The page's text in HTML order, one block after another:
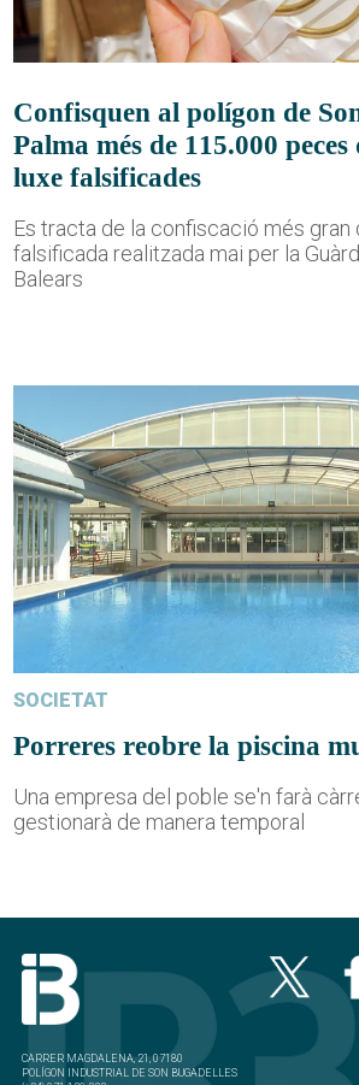
Confisquen al polígon de
Palma més de 115.000
luxe falsificades
Es tracta de la confiscació més gran
falsificada realitzada mai per la
Balears
SOCIETAT
Porreres reobre la piscina
Una empresa del poble se'n farà
gestionarà de manera temporal
CARRER MAGDALENA, 21, 07180
POLÍGON INDUSTRIAL DE SON BUGADELLES